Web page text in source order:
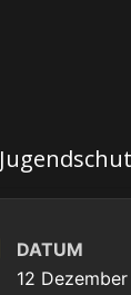
DATUM
12